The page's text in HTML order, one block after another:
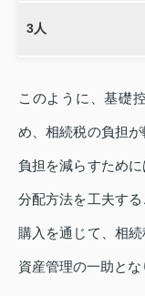
3人
このように、基礎
め、相続税の負担
負担を減らすため
分配方法を工夫す
購入を通じて、相
資産管理の一助とな